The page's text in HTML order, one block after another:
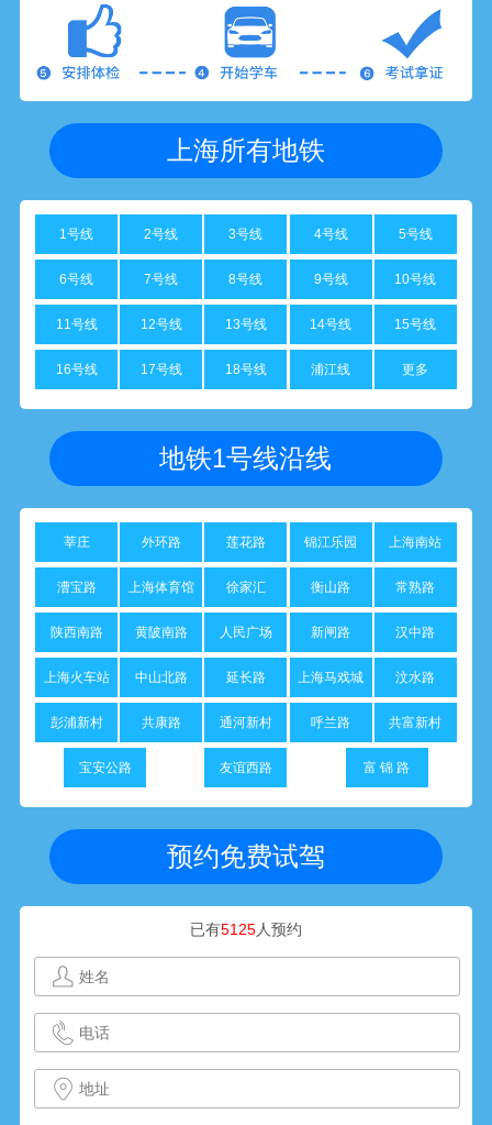
上海所有地铁
1号线 2号线 3号线 4号线 5号线
6号线 7号线 8号线 9号线 10号线
11号线 12号线 13号线 14号线 15号线
16号线 17号线 18号线 浦江线 更多
地铁1号线沿线
莘庄 外环路 莲花路 锦江乐园 上海南站
漕宝路 上海体育馆 徐家汇 衡山路 常熟路
陕西南路 黄陂南路 人民广场 新闸路 汉中路
上海火车站 中山北路 延长路 上海马戏城 汶水路
彭浦新村 共康路 通河新村 呼兰路 共富新村
宝安公路 友谊西路 富 锦 路
预约免费试驾
已有5125人预约
黄** 1352****520
10分钟前预约成功
张**
周**
1314****601
18分钟前预约成功
朱**
李**
1377****842 24分钟前预约成功